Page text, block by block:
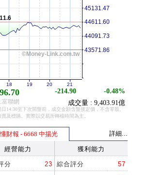
©Money-Link.com.tw
-214.90
-0.48%
成交量 : 9,403.91億
18 19 20 21
43571.86
44091.73
44611.60
45131.47
聯網
14:30至下次開盤前，成交金額含盤後定價，不含零股、
及標購。實際以交易所轉檔時間為主。
財報 - 6668 中揚光 詳細...
經營能力 獲利能力
分 23 綜合評分 57